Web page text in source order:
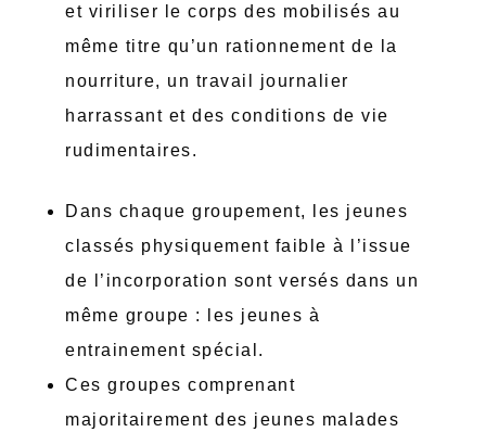
et viriliser le corps des mobilisés au
même titre qu’un rationnement de la
nourriture, un travail journalier
harrassant et des conditions de vie
rudimentaires.
Dans chaque groupement, les jeunes
classés physiquement faible à l’issue
de l’incorporation sont versés dans un
même groupe : les jeunes à
entrainement spécial.
Ces groupes comprenant
majoritairement des jeunes malades